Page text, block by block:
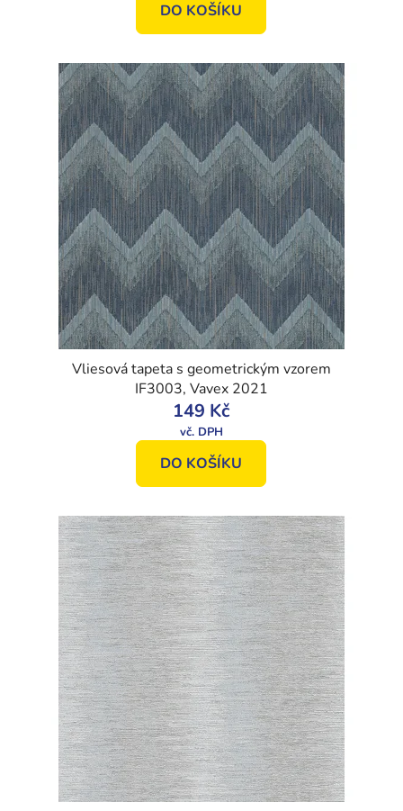
DO KOŠÍKU
Vliesová tapeta s geometrickým vzorem
IF3003, Vavex 2021
149 Kč
DO KOŠÍKU